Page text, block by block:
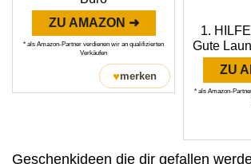
ZU AMAZON ➜
* als Amazon-Partner verdienen wir an qualifizierten
Verkäufen
♥merken
1.
Gute
ZU
* als Amazon-
Geschenkideen die dir gefallen